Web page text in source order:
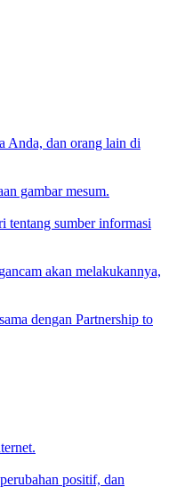
Anda, dan orang lain di
gambar mesum.
tentang sumber informasi
akan melakukannya,
dengan Partnership to
positif, dan